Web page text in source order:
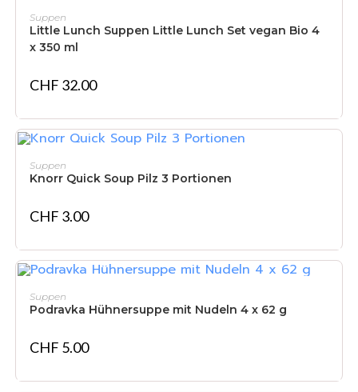
Suppen
Little Lunch Suppen Little Lunch Set vegan Bio 4
x 350 ml
CHF 32.00
Suppen
Knorr Quick Soup Pilz 3 Portionen
CHF 3.00
Suppen
Podravka Hühnersuppe mit Nudeln 4 x 62 g
CHF 5.00